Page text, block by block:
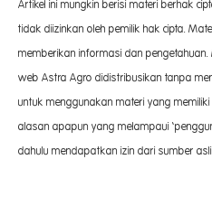
Artikel ini mungkin berisi materi berhak
tidak diizinkan oleh pemilik hak cipta.
memberikan informasi dan
web Astra Agro didistribusikan tanpa
untuk menggunakan materi yang
alasan apapun yang melampaui
dahulu mendapatkan izin dari sumber